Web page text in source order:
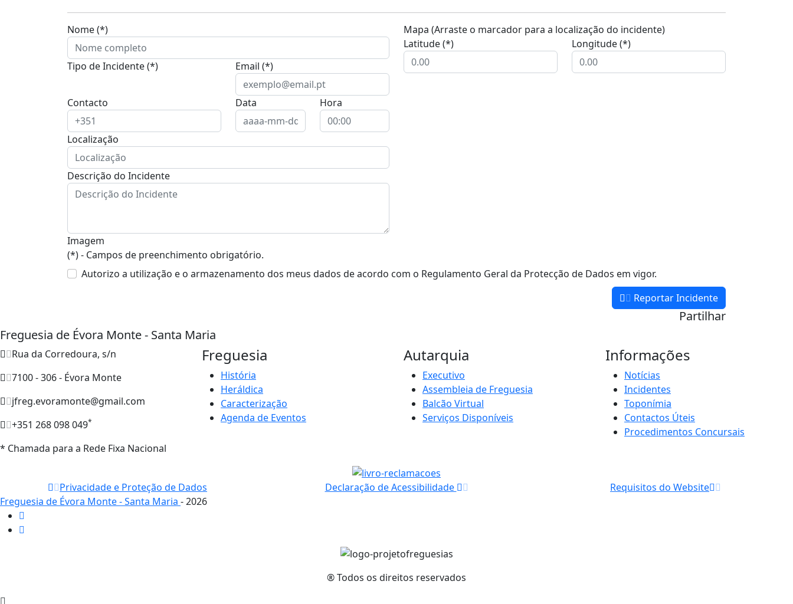
Nome (*)
Tipo de Incidente (*) Email (*)
Contacto Data Hora
Localização
Descrição do Incidente
Imagem
Mapa (Arraste o marcador para a localização do incidente)
Latitude (*)
Longitude (*)
(*) - Campos de preenchimento obrigatório.
Autorizo a utilização e o armazenamento dos meus dados de acordo com o Regulamento Geral da Protecção de Dados em vigor.
Reportar Incidente
Partilhar
Freguesia de Évora Monte - Santa Maria
Rua da Corredoura, s/n
7100 - 306 - Évora Monte
jfreg.evoramonte@gmail.com
+351 268 098 049*
* Chamada para a Rede Fixa Nacional
Freguesia
História
Heráldica
Caracterização
Agenda de Eventos
Autarquia
Executivo
Assembleia de Freguesia
Balcão Virtual
Serviços Disponíveis
Informações
Notícias
Incidentes
Toponímia
Contactos Úteis
Procedimentos Concursais
Privacidade e Proteção de Dados Declaração de Acessibilidade
Requisitos do Website
Freguesia de Évora Monte - Santa Maria - 2026
® Todos os direitos reservados